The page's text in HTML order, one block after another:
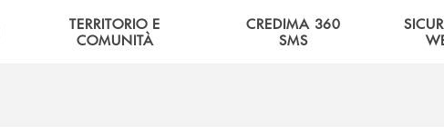
TERRITORIO E
COMUNITÀ
CREDIMA 360
SMS